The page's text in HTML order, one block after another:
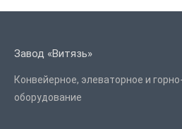
Завод «Витязь»
Конвейерное, элеваторное и
оборудование